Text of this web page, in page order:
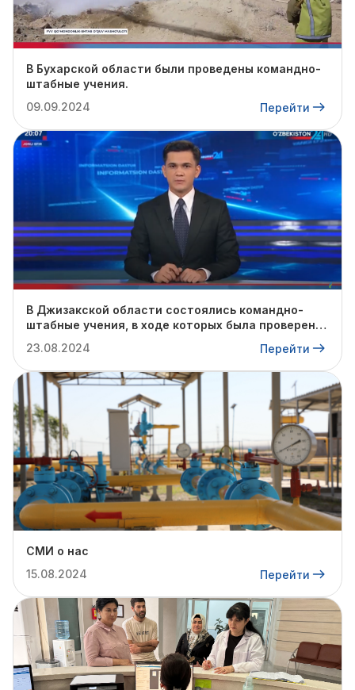
В Бухарской области были проведены командно-
штабные учения.
09.09.2024
Перейти
В Джизакской области состоялись командно-
штабные учения, в ходе которых была проверена
осенне-зимнему сезону.
23.08.2024 Перейти
СМИ о нас
15.08.2024
Перейти